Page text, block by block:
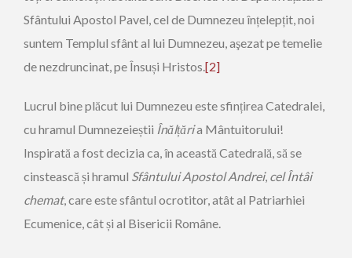
Sfântului Apostol Pavel, cel de Dumnezeu înțelepțit, noi
suntem Templul sfânt al lui Dumnezeu, aşezat pe temelie
de nezdruncinat, pe Însuși Hristos.[2]
Lucrul bine plăcut lui Dumnezeu este sfințirea Catedralei,
cu hramul Dumnezeieștii Înălțăria Mântuitorului!
Inspirată a fost decizia ca, în această Catedrală, să se
cinstească și hramul Sfântului Apostol Andrei, celÎntâi
chemat, care este sfântul ocrotitor, atât al Patriarhiei
Ecumenice, cât și al Bisericii Române.